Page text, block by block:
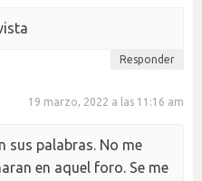
Responder
19 marzo, 2022 a las 11:16 am
sus palabras. No me
en aquel foro. Se me